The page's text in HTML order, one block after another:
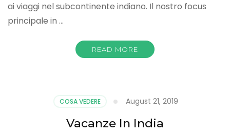
ai viaggi nel subcontinente indiano. Il nostro focus
principale in …
READ MORE
COSA VEDERE August 21, 2019
Vacanze In India